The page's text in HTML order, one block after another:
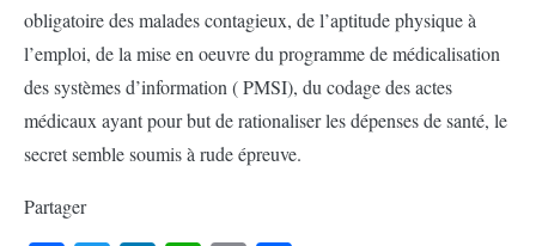
obligatoire des malades contagieux, de l’aptitude physique à
l’emploi, de la mise en oeuvre du programme de médicalisation
des systèmes d’information ( PMSI), du codage des actes
médicaux ayant pour but de rationaliser les dépenses de santé, le
secret semble soumis à rude épreuve.
Partager